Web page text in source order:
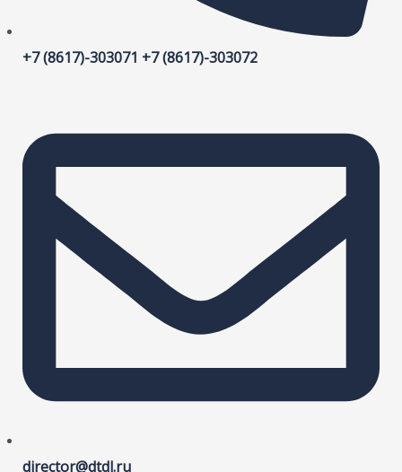
+7 (8617)-303071 +7 (8617)-303072
director@dtdl.ru